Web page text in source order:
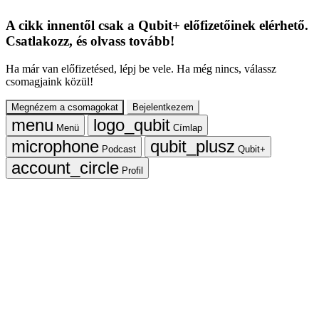
A cikk innentől csak a Qubit+ előfizetőinek elérhető.
Csatlakozz, és olvass tovább!
Ha már van előfizetésed, lépj be vele. Ha még nincs, válassz
csomagjaink közül!
Megnézem a csomagokat
Bejelentkezem
Menü
Címlap
Podcast
Qubit+
Profil